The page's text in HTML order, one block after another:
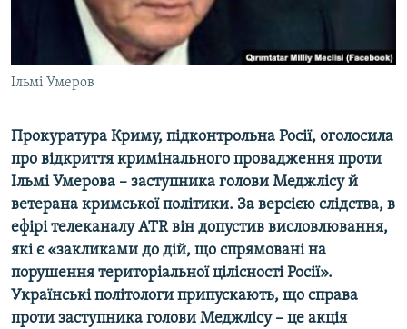
ВІДЕОУРОКИ «ELIFBE»
СВІДЧЕННЯ ОКУПАЦІЇ
УКРАЇНСЬКА ПРОБЛЕМА КРИМУ
Qırımtatar
Усі сайти RFE/RL
Ільмі Умеров
Прокуратура Криму, підконтрольна Росії, оголосила
про відкриття кримінального провадження проти
Ільмі Умерова – заступника голови Меджлісу й
ветерана кримської політики. За версією слідства, в
ефірі телеканалу ATR він допустив висловлювання,
які є «закликами до дій, що спрямовані на
порушення територіальної цілісності Росії».
Українські політологи припускають, що справа
проти заступника голови Меджлісу – це акція